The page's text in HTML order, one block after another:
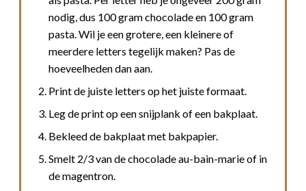
nodig, dus 100 gram chocolade en 100 gram
pasta. Wil je een grotere, een kleinere of
meerdere letters tegelijk maken? Pas de
hoeveelheden dan aan.
Print de juiste letters op het juiste formaat.
Leg de print op een snijplank of een bakplaat.
Bekleed de bakplaat met bakpapier.
Smelt 2/3 van de chocolade au-bain-marie of in
de magentron.